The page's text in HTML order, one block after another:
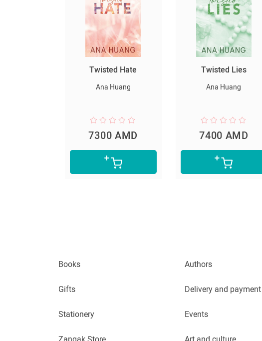
Twisted Hate
7300 AMD
Twisted Lies
7400 AMD
Books
Gifts
Stationery
Authors
Delivery and payment
Events